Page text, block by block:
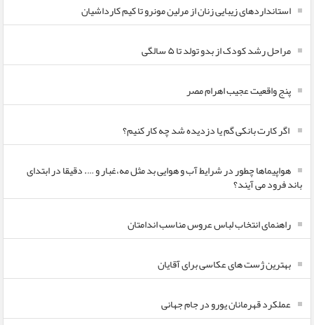
استانداردهای زیبایی زنان از مرلین مونرو تا کیم کارداشیان
مراحل رشد کودک از بدو تولد تا ۵ سالگی
پنج واقعیت عجیب اهرام مصر
اگر کارت بانکی گم یا دزدیده شد چه کار کنیم؟
هواپیماها چطور در شرایط آب و هوایی بد مثل مه،غبار و …. دقیقا در ابتدای
باند فرود می آیند؟
راهنمای انتخاب لباس عروس مناسب اندامتان
بهترین ژست های عکاسی برای آقایان
عملکرد قهرمانان یورو در جام جهانی